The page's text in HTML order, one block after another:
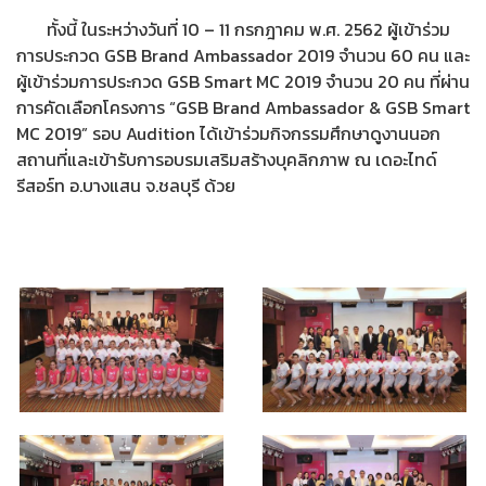
ทั้งนี้ ในระหว่างวันที่ 10 – 11 กรกฎาคม พ.ศ. 2562 ผู้เข้าร่วม
การประกวด GSB Brand Ambassador 2019 จำนวน 60 คน และ
ผู้เข้าร่วมการประกวด GSB Smart MC 2019 จำนวน 20 คน ที่ผ่าน
การคัดเลือกโครงการ “GSB Brand Ambassador & GSB Smart
MC 2019” รอบ Audition ได้เข้าร่วมกิจกรรมศึกษาดูงานนอก
สถานที่และเข้ารับการอบรมเสริมสร้างบุคลิกภาพ ณ เดอะไทด์
รีสอร์ท อ.บางแสน จ.ชลบุรี ด้วย